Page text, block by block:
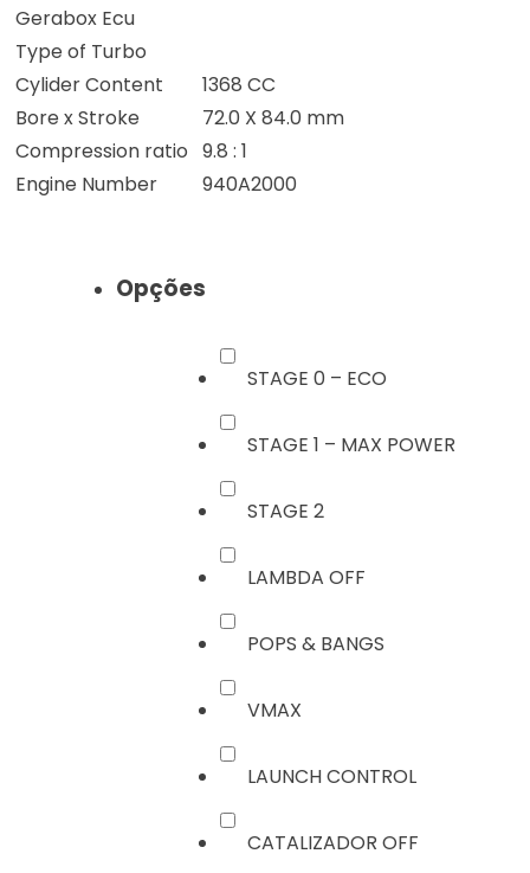
Gerabox Ecu
Type of Turbo
Cylider Content
1368 CC
Bore x Stroke
72.0 X 84.0 mm
Compression ratio 9.8 : 1
Engine Number
940A2000
Opções
STAGE 0 – ECO
STAGE 1 – MAX POWER
STAGE 2
LAMBDA OFF
POPS & BANGS
VMAX
LAUNCH CONTROL
CATALIZADOR OFF